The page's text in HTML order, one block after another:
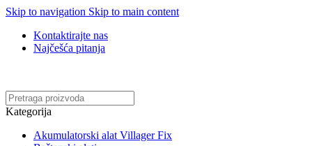
Skip to navigation Skip to main content
Kontaktirajte nas
Najčešća pitanja
Kategorija
Akumulatorski alat Villager Fix